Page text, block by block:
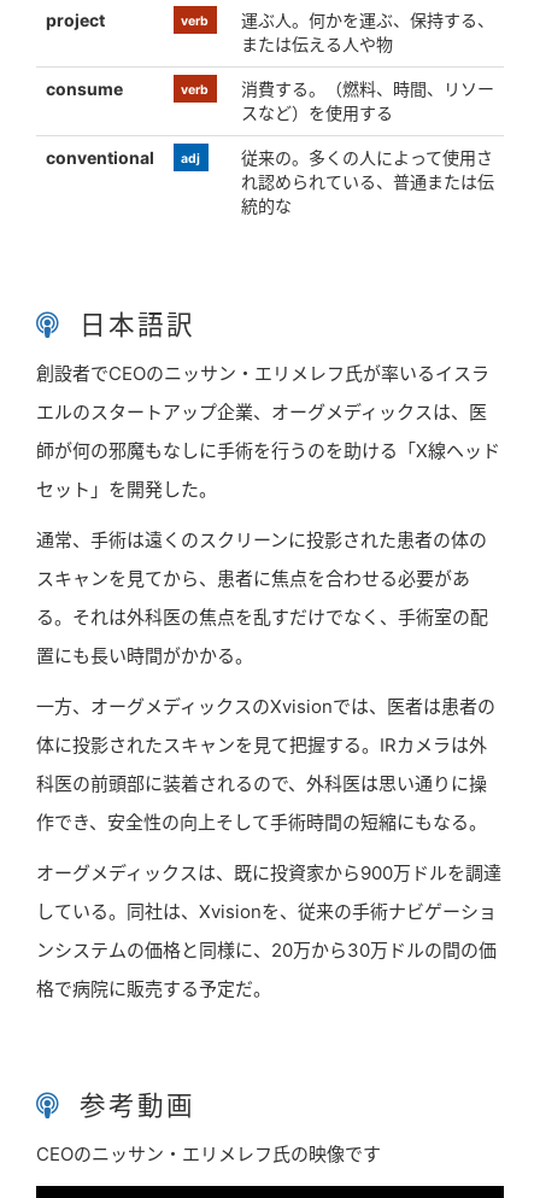
project verb
運ぶ人。何かを運ぶ、保持する、
または伝える人や物
consume verb
消費する。（燃料、時間、リソー
スなど）を使用する
conventional adj
従来の。多くの人によって使用さ
れ認められている、普通または伝
統的な
日本語訳
創設者でCEOのニッサン・エリメレフ氏が率いるイスラ
エルのスタートアップ企業、オーグメディックスは、医
師が何の邪魔もなしに手術を行うのを助ける「X線ヘッド
セット」を開発した。
通常、手術は遠くのスクリーンに投影された患者の体の
スキャンを見てから、患者に焦点を合わせる必要があ
る。それは外科医の焦点を乱すだけでなく、手術室の配
置にも長い時間がかかる。
一方、オーグメディックスのXvisionでは、医者は患者の
体に投影されたスキャンを見て把握する。IRカメラは外
科医の前頭部に装着されるので、外科医は思い通りに操
作でき、安全性の向上そして手術時間の短縮にもなる。
オーグメディックスは、既に投資家から900万ドルを調達
している。同社は、Xvisionを、従来の手術ナビゲーショ
ンシステムの価格と同様に、20万から30万ドルの間の価
格で病院に販売する予定だ。
参考動画
CEOのニッサン・エリメレフ氏の映像です